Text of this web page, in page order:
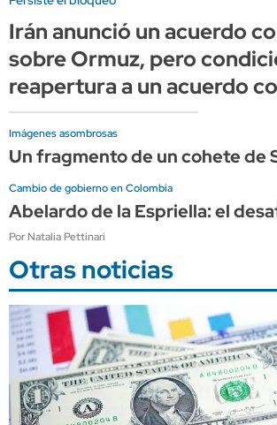
Irán anunció un acuerdo
sobre Ormuz, pero
reapertura a un acuerdo
Imágenes asombrosas
Un fragmento de un cohete de
Cambio de gobierno en Colombia
Abelardo de la Espriella: el
Por Natalia Pettinari
Otras noticias